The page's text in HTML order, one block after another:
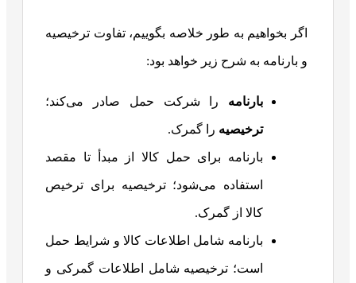
اگر بخواهیم به طور خلاصه بگوییم، تفاوت ترخیصیه
و بارنامه به شرح زیر خواهد بود:
بارنامه را شرکت حمل صادر می‌کند؛
ترخیصیه را گمرک.
بارنامه برای حمل کالا از مبدأ تا مقصد
استفاده می‌شود؛ ترخیصیه برای ترخیص
کالا از گمرک.
بارنامه شامل اطلاعات کالا و شرایط حمل
است؛ ترخیصیه شامل اطلاعات گمرکی و